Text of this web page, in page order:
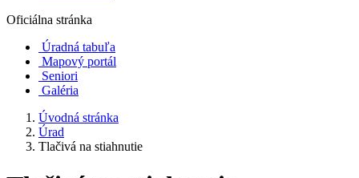
Oficiálna stránka
Úradná tabuľa
Mapový portál
Seniori
Galéria
Úvodná stránka
Úrad
Tlačivá na stiahnutie